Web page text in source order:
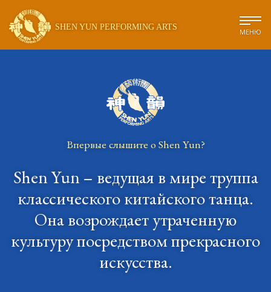
SHEN YUN PERFORMING ARTS МЕНЮ
Впервые слышите о Shen Yun?
Shen Yun – ведущая в мире труппа
классическогокитайского танца.
Она возрождает утраченную
культурупосредством прекрасного
искусства.